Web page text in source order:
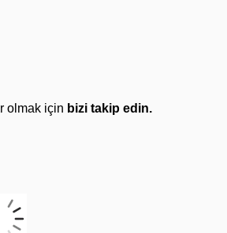
olmak için bizi takip edin.